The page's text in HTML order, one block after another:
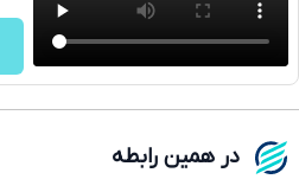
در همین رابطه